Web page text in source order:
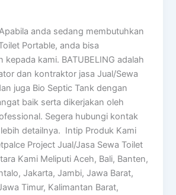
anda sedang membutuhkan
Portable, anda bisa
kepada kami. BATUBELING adalah
dan kontraktor jasa Jual/Sewa
juga Bio Septic Tank dengan
baik serta dikerjakan oleh
Segera hubungi kontak
detailnya. Intip Produk Kami
Project Jual/Jasa Sewa Toilet
Kami Meliputi Aceh, Bali, Banten,
Jakarta, Jambi, Jawa Barat,
Timur, Kalimantan Barat,